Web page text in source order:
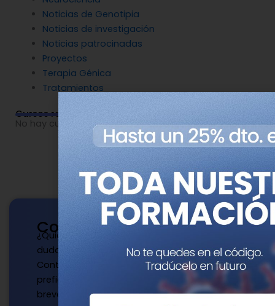
Contacto
¿Quieres publicar con nosotros? ¿Tienes
dudas?
prefieras y te responderemos a la mayor
Escríbenos
publicaciones@genotipia.com
Nombre
Apellidos